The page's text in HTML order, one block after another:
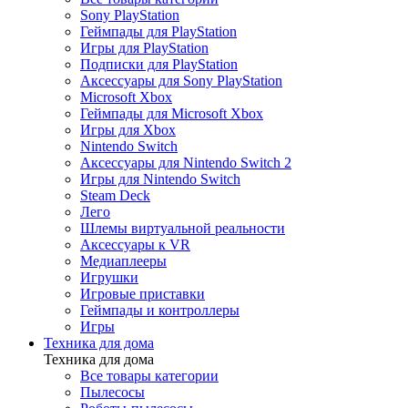
Игры для Nintendo Switch
Steam Deck
Лего
Шлемы виртуальной реальности
Медиаплееры
Аксессуары к VR
Игрушки Labubu
Игрушки Wakuku
Электроника
Назад
Электроника
Все товары категории
Видеокамеры
Периферийные устройства
Фотокамеры
ПК и комплектующие
Sony PlayStation
Геймпады для PlayStation
Игры для PlayStation
Подписки для PlayStation
Аксессуары для Sony PlayStation
Microsoft Xbox
Геймпады для Microsoft Xbox
Игры для Xbox
Nintendo Switch
Аксессуары для Nintendo Switch 2
Игры для Nintendo Switch
Steam Deck
Лего
Шлемы виртуальной реальности
Аксессуары к VR
Медиаплееры
Игрушки
Игровые приставки
Геймпады и контроллеры
Игры
Техника для дома
Техника для дома
Все товары категории
Пылесосы